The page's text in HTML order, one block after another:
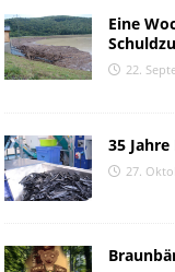
Eine
22.
35
27.